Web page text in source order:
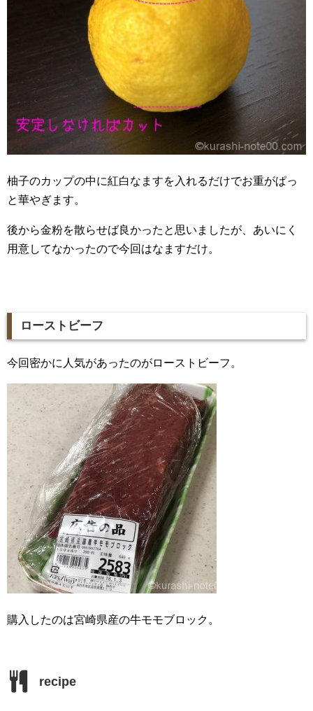
柚子のカップの中に紅白なますを入れるだけでお重がぱっ
と華やぎます。
後から金粉を散らせば良かったと思いましたが、あいにく
用意してなかったので今回はなますだけ。
ローストビーフ
今回密かに人気があったのがローストビーフ。
購入したのは宮崎県産の牛モモブロック。
recipe